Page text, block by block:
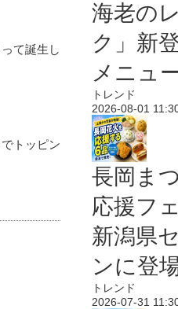
て誕生し
トッピン
海老の
ク」新
メニュ
トレンド
2026-08-01
長岡ま
応援フ
新潟県
ンに登
トレンド
2026-07-31